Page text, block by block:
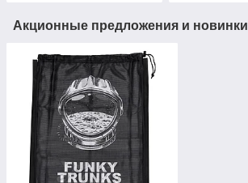
Акционные предложения и новинки